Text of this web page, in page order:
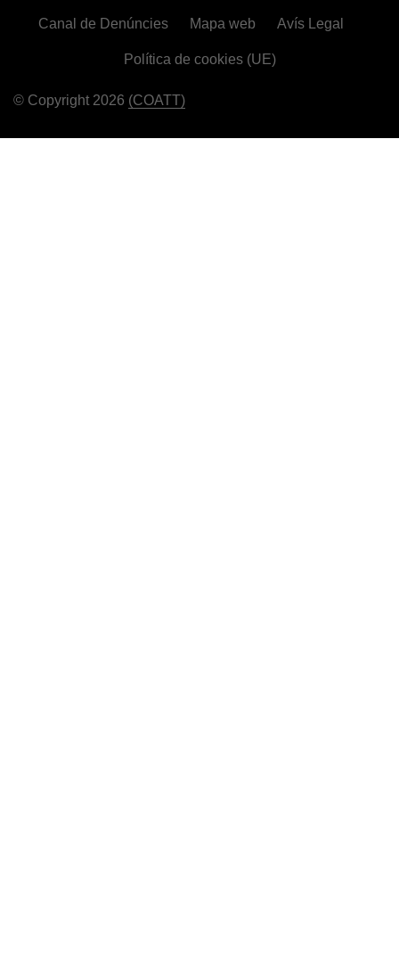
© Copyright 2026 (COATT)
Canal de Denúncies Mapa web Avís Legal
Política de cookies (UE)